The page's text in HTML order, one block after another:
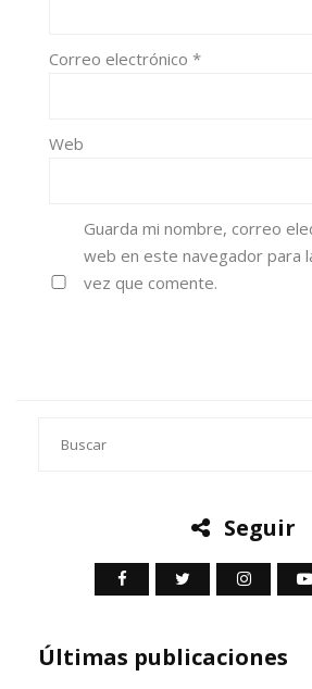
Correo electrónico *
Web
Guarda mi nombre, correo
web en este navegador para
vez que comente.
Seguir
Últimas publicaciones